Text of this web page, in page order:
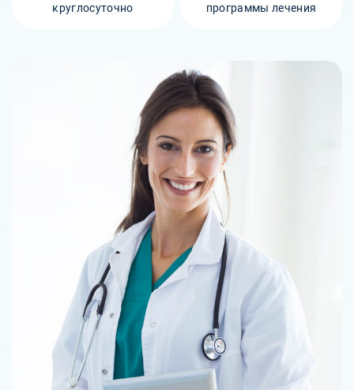
круглосуточно
программы лечения